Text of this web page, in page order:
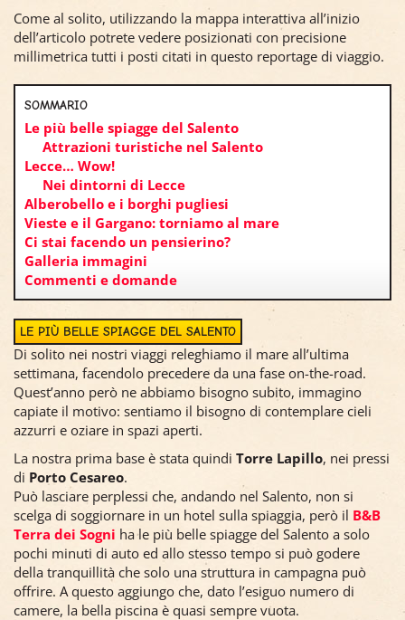
Come al solito, utilizzando la mappa interattiva all’inizio
dell’articolo potrete vedere posizionati con precisione
millimetrica tutti i posti citati in questo reportage di viaggio.
SOMMARIO
Le più belle spiagge del Salento
Attrazioni turistiche nel Salento
Lecce… Wow!
Nei dintorni di Lecce
Alberobello e i borghi pugliesi
Vieste e il Gargano: torniamo al mare
Ci stai facendo un pensierino?
Galleria immagini
Commenti e domande
LE PIÙ BELLE SPIAGGE DEL SALENTO
Di solito nei nostri viaggi releghiamo il mare all’ultima
settimana, facendolo precedere da una fase on-the-road.
Quest’anno però ne abbiamo bisogno subito, immagino
capiate il motivo: sentiamo il bisogno di contemplare cieli
azzurri e oziare in spazi aperti.
La nostra prima base è stata quindi Torre Lapillo, nei pressi
di Porto Cesareo.
Può lasciare perplessi che, andando nel Salento, non si
scelga di soggiornare in un hotel sulla spiaggia, però il B&B
Terra dei Sogni ha le più belle spiagge del Salento a solo
pochi minuti di auto ed allo stesso tempo si può godere
della tranquillità che solo una struttura in campagna può
offrire. A questo aggiungo che, dato l’esiguo numero di
camere, la bella piscina è quasi sempre vuota.